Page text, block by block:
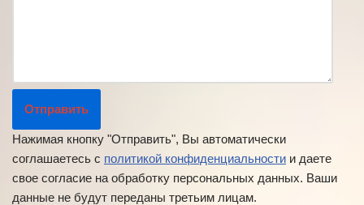
Нажимая кнопку "Отправить", Вы автоматически
соглашаетесь с политикой конфиденциальности и даете
свое согласие на обработку персональных данных. Ваши
данные не будут переданы третьим лицам.